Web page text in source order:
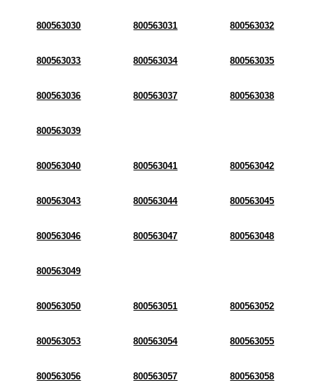
800563030 800563031 800563032
800563033 800563034 800563035
800563036 800563037 800563038
800563039
800563040 800563041 800563042
800563043 800563044 800563045
800563046 800563047 800563048
800563049
800563050 800563051 800563052
800563053 800563054 800563055
800563056 800563057 800563058